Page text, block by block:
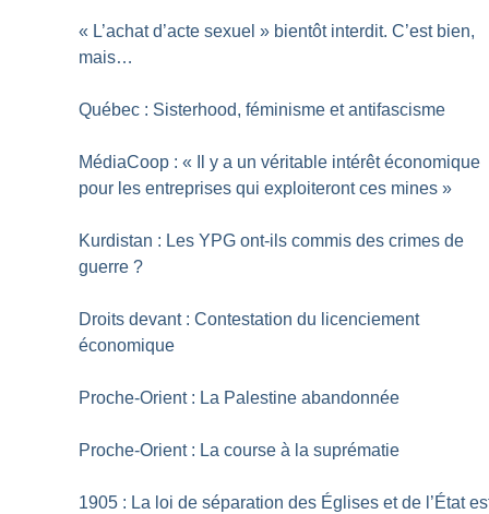
« L’achat d’acte sexuel » bientôt interdit. C’est bien,
mais…
Québec : Sisterhood, féminisme et antifascisme
MédiaCoop : «
Il y a un véritable intérêt économique
pour les entreprises qui exploiteront ces mines »
Kurdistan : Les YPG ont-ils commis des crimes de
guerre ?
Droits devant : Contestation du licenciement
économique
Proche-Orient : La Palestine abandonnée
Proche-Orient : La course à la suprématie
1905 : La loi de séparation des Églises et de l’État